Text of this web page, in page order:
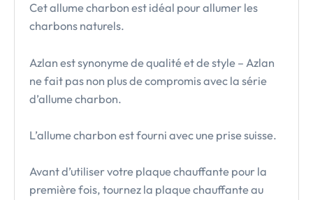
Cet allume charbon est idéal pour allumer les
charbons naturels.
Azlan est synonyme de qualité et de style – Azlan
ne fait pas non plus de compromis avec la série
d’allume charbon.
L’allume charbon est fourni avec une prise suisse.
Avant d’utiliser votre plaque chauffante pour la
première fois, tournez la plaque chauffante au